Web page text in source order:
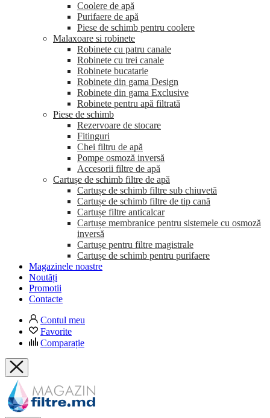
Сoolere de apă
Purifaere de apă
Piese de schimb pentru coolere
Malaxoare si robinete
Robinete cu patru canale
Robinete cu trei canale
Robinete bucatarie
Robinete din gama Design
Robinete din gama Exclusive
Robinete pentru apă filtrată
Piese de schimb
Rezervoare de stocare
Fitinguri
Chei filtru de apă
Pompe osmoză inversă
Accesorii filtre de apă
Cartușe de schimb filtre de apă
Cartușe de schimb filtre sub chiuvetă
Cartușe de schimb filtre de tip cană
Cartușe filtre anticalcar
Cartușe membranice pentru sistemele cu osmoză
inversă
Cartușe pentru filtre magistrale
Cartușe de schimb pentru purifaere
Magazinele noastre
Noutăți
Promotii
Contacte
Contul meu
Favorite
Comparație